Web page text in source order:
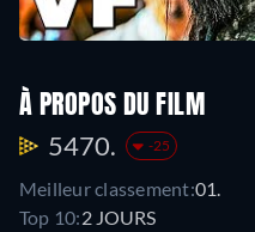
À PROPOS DU FILM
5470. -25
Meilleur classement:01.
Top 10:2 JOURS